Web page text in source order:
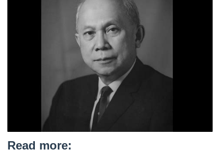
Read more: